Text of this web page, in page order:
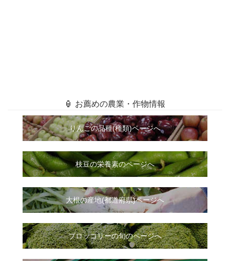
🏮 お薦めの農業・作物情報
りんごの品種(種類)ページへ
枝豆の栄養素のページへ
大根の産地(都道府県)ページへ
ブロッコリーの旬のページへ